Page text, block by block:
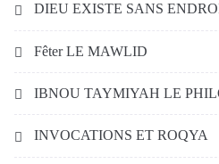
DIEU EXISTE SANS
Fêter LE MAWLID
IBNOU TAYMIYAH LE
INVOCATIONS ET ROQYA